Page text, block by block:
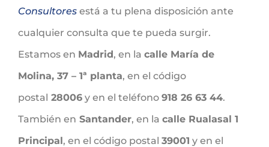
Consultores está a tu plena disposición ante
cualquier consulta que te pueda surgir.
Estamos en Madrid, en la calle María de
Molina, 37 – 1ª planta, en el código
postal 28006 y en el teléfono 918 26 63 44.
También en Santander, en la calle Rualasal 1
Principal, en el código postal 39001 y en el